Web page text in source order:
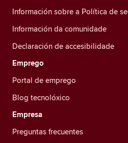
Información sobre a Política de
Información da comunidade
Declaración de accesibilidade
Emprego
Portal de emprego
Blog tecnolóxico
Empresa
Preguntas frecuentes